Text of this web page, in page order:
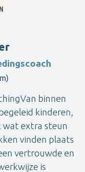
binnen
kinderen,
wat extra steun
vinden plaats
vertrouwde en
is